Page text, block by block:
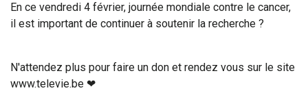
En ce vendredi 4 février, journée mondiale contre le cancer,
il est important de continuer à soutenir la recherche ?
N'attendez plus pour faire un don et rendez vous sur le site
www.televie.be ❤